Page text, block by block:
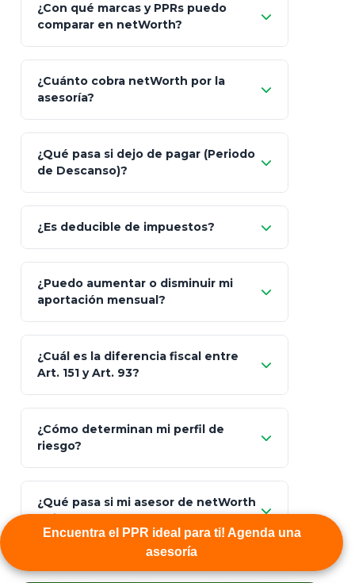
Encuentra el PPR ideal para ti! Agenda una
asesoría
¿Con qué marcas y PPRs puedo
comparar en netWorth?
GNP (Proyecta)
Seguros Monterrey
Skandia (Crea)
MetLife (MetaLife)
Prudential
GBM
Actinver
¿Cuánto cobra netWorth por la
asesoría?
¿Qué pasa si dejo de pagar (Periodo
de Descanso)?
¿Es deducible de impuestos?
¿Puedo aumentar o disminuir mi
aportación mensual?
¿Cuál es la diferencia fiscal entre
Art. 151 y Art. 93?
Art.
93
totalmente
¿Cómo determinan mi perfil de
riesgo?
¿Qué pasa si mi asesor de netWorth
deja la empresa?